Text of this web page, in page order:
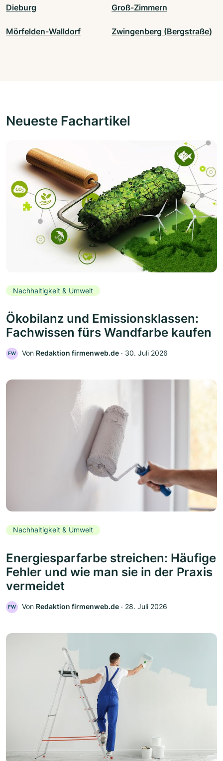
Dieburg Groß-Zimmern
Mörfelden-Walldorf Zwingenberg (Bergstraße)
Neueste Fachartikel
Nachhaltigkeit & Umwelt
Ökobilanz und Emissionsklassen:
Fachwissen fürs Wandfarbe kaufen
FW Von Redaktion firmenweb.de ‧ 30. Juli 2026
Nachhaltigkeit & Umwelt
Energiesparfarbe streichen: Häufige
Fehler und wie man sie in der Praxis
vermeidet
FW Von Redaktion firmenweb.de ‧ 28. Juli 2026